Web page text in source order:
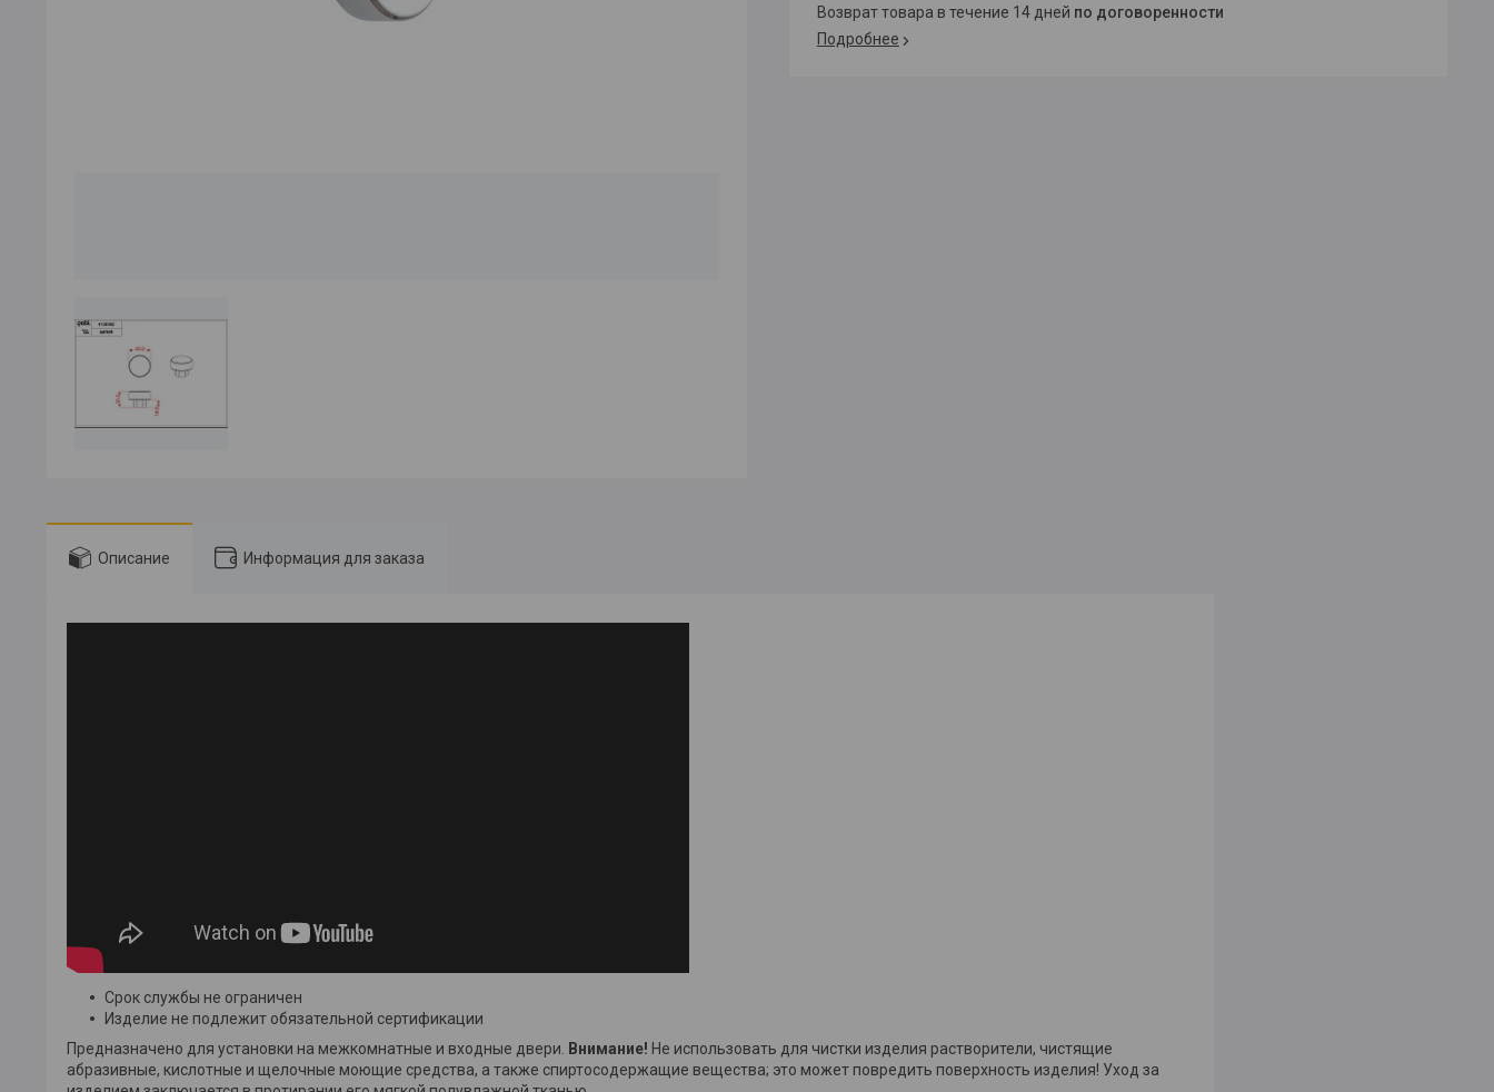
возврат товара в течение 14 дней по договоренности
Подробнее
Описание Информация для заказа
Срок службы не ограничен
Изделие не подлежит обязательной сертификации
Предназначено для установки на межкомнатные и входные двери. Внимание! Не использовать для чистки изделия растворители, чистящие
абразивные, кислотные и щелочные моющие средства, а также спиртосодержащие вещества; это может повредить поверхность изделия! Уход за